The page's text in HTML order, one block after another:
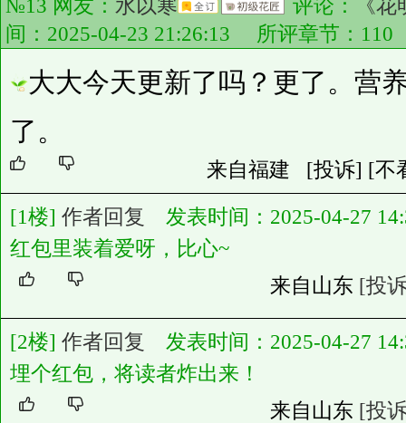
№13 网友： 水以寒 评论：
《
间：2025-04-23 21:26:13 所评章节： 110
大大今天更新了吗？更了。营
了。
来自福建 [投诉] [不
[1楼] 作者回复
发表时间：2025-04-27
红包里装着爱呀，比心~
来自山东 [投
[2楼] 作者回复
发表时间：2025-04-27
埋个红包，将读者炸出来！
来自山东 [投